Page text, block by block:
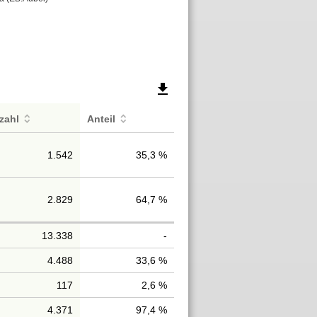
file_download
Anteil
1.542 35,3 %
2.829 64,7 %
13.338 -
4.488 33,6 %
117 2,6 %
4.371 97,4 %